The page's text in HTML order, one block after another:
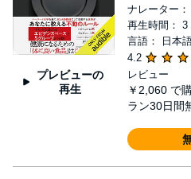
プレビューの
再生
ナレーター：
再生時間： 3
言語： 日本
4.2
レビュー
￥2,060 で
ラン30日間